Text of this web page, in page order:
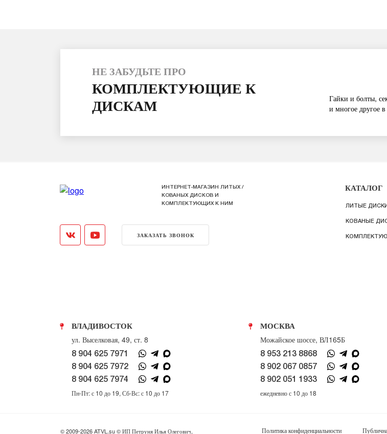
НЕ ЗАБУДЬТЕ ПРО
КОМПЛЕКТУЮЩИЕ К
ДИСКАМ
Гайки и болты,
и многое другое в
ИНТЕРНЕТ-МАГАЗИН ЛИТЫХ /
КОВАНЫХ ДИСКОВ И
КОМПЛЕКТУЮЩИХ К НИМ
ЗАКАЗАТЬ ЗВОНОК
КАТАЛОГ
ЛИТЫЕ ДИСКИ
КОВАНЫЕ
ВЛАДИВОСТОК
ул. Выселковая, 49, ст. 8
8 904 625 7971
8 904 625 7972
8 904 625 7974
Пн-Пт: с 10 до 19, Сб-Вс: с 10 до 17
МОСКВА
Можайское шоссе, ВЛ165Б
8 953 213 8868
8 902 067 0857
8 902 051 1933
ежедневно с 10 до 18
© 2009-2026 ATVL.su © ИП Петруня Илья Олегович, Политика конфиденциальности